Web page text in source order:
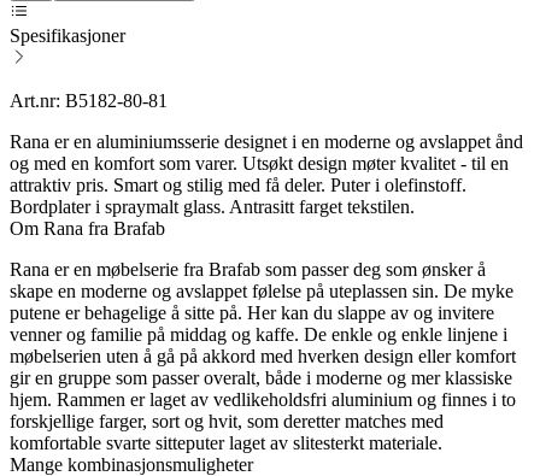
Spesifikasjoner
Art.nr: B5182-80-81
Rana er en aluminiumsserie designet i en moderne og avslappet ånd
og med en komfort som varer. Utsøkt design møter kvalitet - til en
attraktiv pris. Smart og stilig med få deler. Puter i olefinstoff.
Bordplater i spraymalt glass. Antrasitt farget tekstilen.
Om Rana fra Brafab
Rana er en møbelserie fra Brafab som passer deg som ønsker å
skape en moderne og avslappet følelse på uteplassen sin. De myke
putene er behagelige å sitte på. Her kan du slappe av og invitere
venner og familie på middag og kaffe. De enkle og enkle linjene i
møbelserien uten å gå på akkord med hverken design eller komfort
gir en gruppe som passer overalt, både i moderne og mer klassiske
hjem. Rammen er laget av vedlikeholdsfri aluminium og finnes i to
forskjellige farger, sort og hvit, som deretter matches med
komfortable svarte sitteputer laget av slitesterkt materiale.
Mange kombinasjonsmuligheter